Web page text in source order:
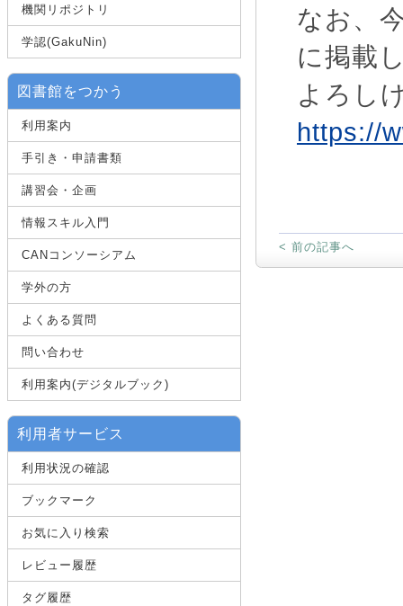
機関リポジトリ
学認(GakuNin)
図書館をつかう
利用案内
手引き・申請書類
講習会・企画
情報スキル入門
CANコンソーシアム
学外の方
よくある質問
問い合わせ
利用案内(デジタルブック)
利用者サービス
利用状況の確認
ブックマーク
お気に入り検索
レビュー履歴
タグ履歴
なお、
に掲載
よろし
https://
< 前の記事へ